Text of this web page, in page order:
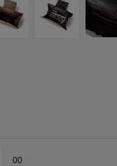
00